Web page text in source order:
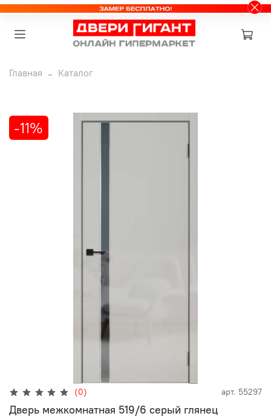
Главная Каталог
-11%
(0) арт. 55297
Дверь межкомнатная 519/6 серый глянец